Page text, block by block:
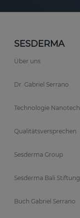
SESDERMA
Über uns
Dr. Gabriel Serrano
Technologie Nanotech
Qualitätsversprechen
Sesderma Group
Sesderma Bali Stiftung
Buch Gabriel Serrano